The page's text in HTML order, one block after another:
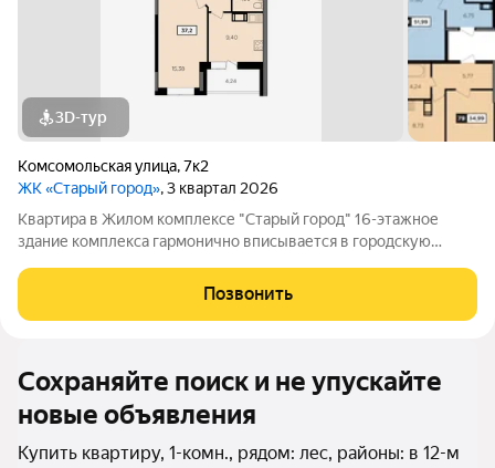
3D-тур
Комсомольская улица,7к2
ЖК «Старый город», 3 квартал 2026
Квартира в Жилом комплексе "Старый город" 16-этажное
здание комплекса гармонично вписывается в городскую
различных планировок ждут своих счастливых обладателей.
Современные технологии и
Позвонить
Сохраняйте поиск и не упускайте
новые объявления
Купить квартиру, 1-комн., рядом: лес, районы: в 12-м